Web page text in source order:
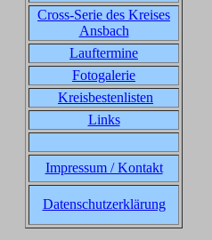
Cross-Serie des Kreises
Ansbach
Lauftermine
Fotogalerie
Kreisbestenlisten
Links
Impressum / Kontakt
Datenschutzerklärung